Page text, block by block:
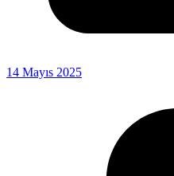
14 Mayıs 2025